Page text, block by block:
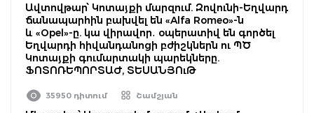
Ավտովթար՝ Կոտայքի մարզում. Զովունի-Եղվարդ
ճանապարհին բախվել են «Alfa Romeo»-ն
և «Opel»-ը. կա վիրավոր․ օպերատիվ են գործել
Եղվարդի հիվանդանոցի բժիշկներն ու ՊԾ
Կոտայքի գումարտակի պարեկները.
ՖՈՏՈՌԵՊՈՐՏԱԺ, ՏԵՍԱՆՅՈւԹ
35950 դիտում Շամշյան